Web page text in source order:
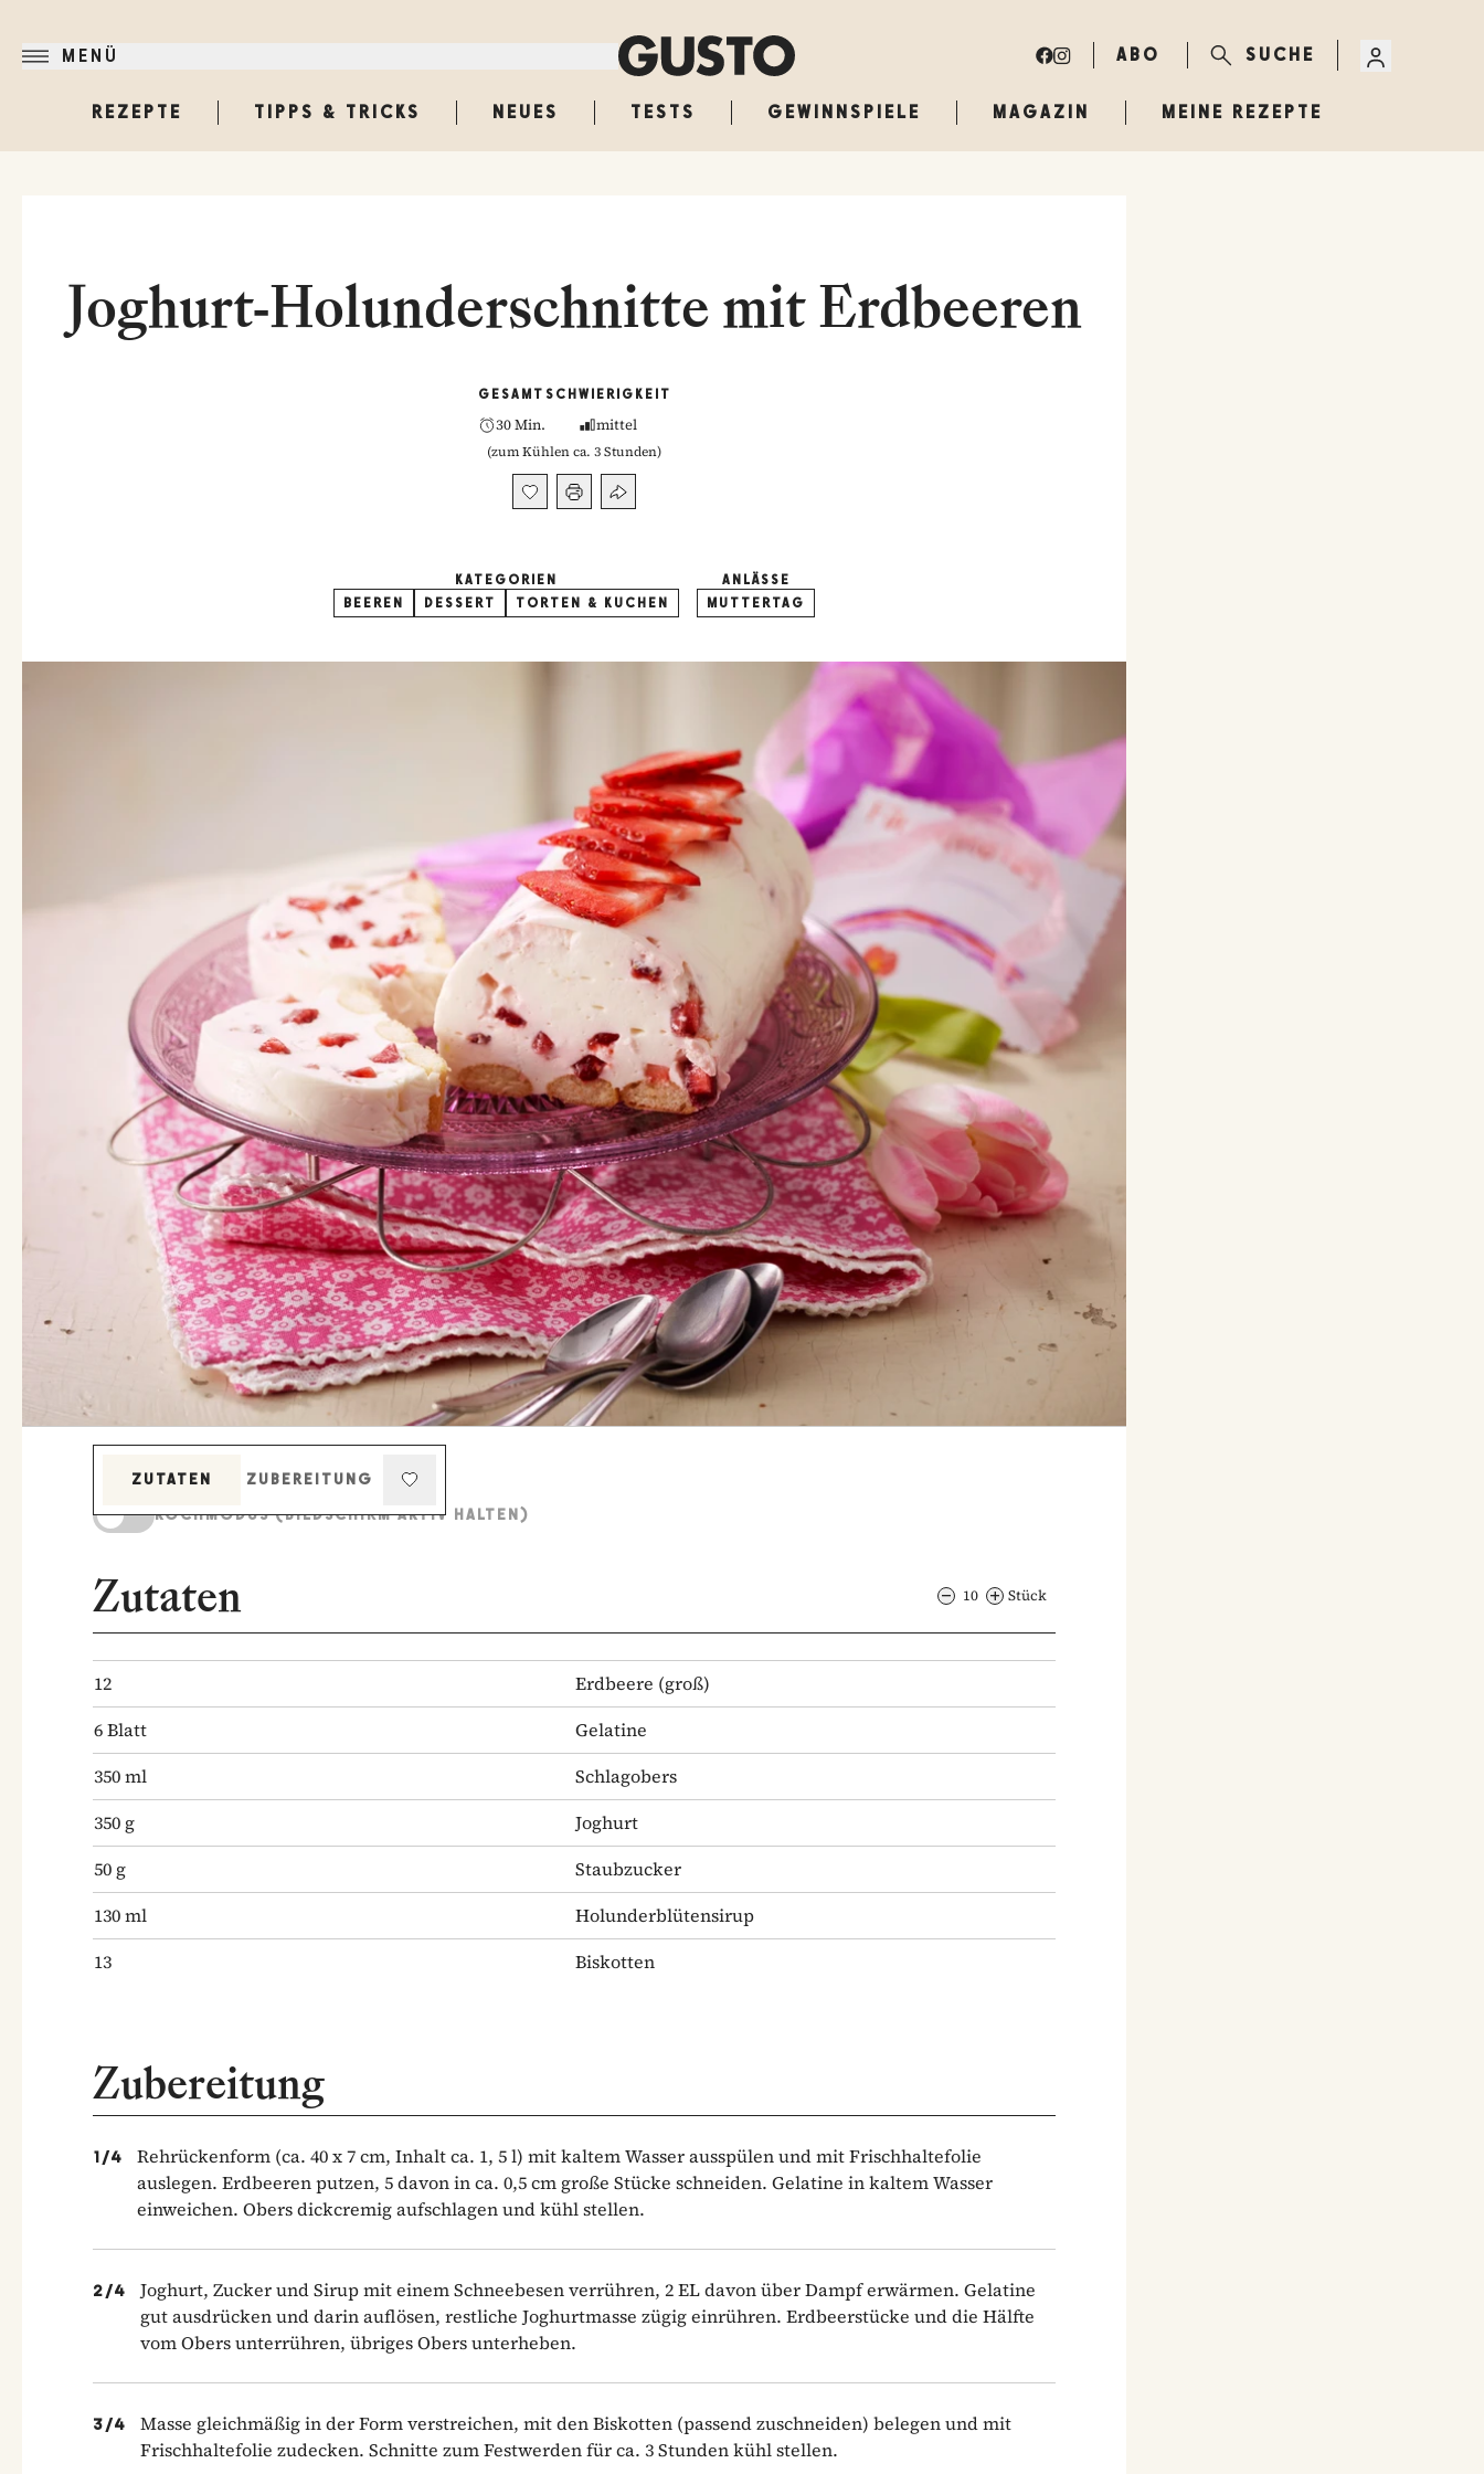
MENÜ ABO SUCHE
REZEPTE TIPPS & TRICKS NEUES TESTS GEWINNSPIELE MAGAZIN MEINE REZEPTE
Joghurt-Holunderschnitte mit Erdbeeren
GESAMT
30 Min.
SCHWIERIGKEIT
mittel
(zum Kühlen ca. 3 Stunden)
KATEGORIEN
BEEREN
DESSERT TORTEN & KUCHEN
ANLÄSSE
MUTTERTAG
ZUTATEN
ZUBEREITUNG
KOCHMODUS (BILDSCHIRM AKTIV HALTEN)
Zutaten 10 Stück
12 Erdbeere (groß)
6Blatt
Gelatine
350ml
Schlagobers
350 g
Joghurt
50 g
Staubzucker
130ml
Holunderblütensirup
13
Biskotten
Zubereitung
1/4
Rehrückenform (ca. 40 x 7 cm, Inhalt ca. 1, 5 l) mit kaltem Wasser ausspülen und mit Frischhaltefolie
auslegen. Erdbeeren putzen, 5 davon in ca. 0,5 cm große Stücke schneiden. Gelatine in kaltem Wasser
einweichen. Obers dickcremig aufschlagen und kühl stellen.
2/4
Joghurt, Zucker und Sirup mit einem Schneebesen verrühren, 2 EL davon über Dampf erwärmen. Gelatine
gut ausdrücken und darin auflösen, restliche Joghurtmasse zügig einrühren. Erdbeerstücke und die Hälfte
vom Obers unterrühren, übriges Obers unterheben.
3/4
Masse gleichmäßig in der Form verstreichen, mit den Biskotten (passend zuschneiden) belegen und mit
Frischhaltefolie zudecken. Schnitte zum Festwerden für ca. 3 Stunden kühl stellen.